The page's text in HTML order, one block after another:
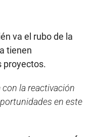
va el rubo de la
tienen
proyectos.
la reactivación
en este